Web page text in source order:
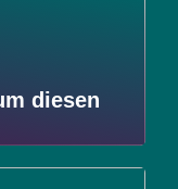
diesen